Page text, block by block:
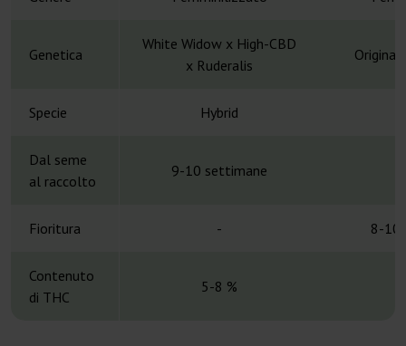
Genetica
White Widow x High-CBD
x Ruderalis
Original
Specie Hybrid
Dal seme
al raccolto
9-10 settimane
Fioritura - 8-10
Contenuto
di THC
5-8 %